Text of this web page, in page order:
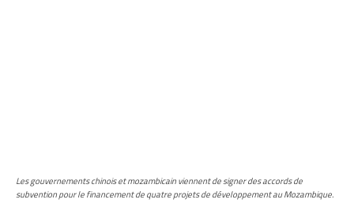
Les gouvernements chinois et mozambicain viennent de signer des accords de
subvention pour le financement de quatre projets de développement au Mozambique.